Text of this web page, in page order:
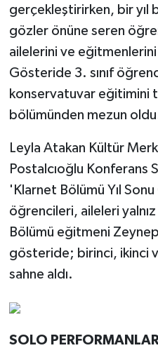
gerçekleştirirken, bir yıl
gözler önüne seren
ailelerini ve eğitmenlerini
Gösteride 3. sınıf
konservatuvar eğitimini
bölümünden mezun
Leyla Atakan Kültür
Postalcıoğlu Konferans
'Klarnet Bölümü Yıl
öğrencileri, aileleri
Bölümü eğitmeni
gösteride; birinci, ikinci
sahne aldı.
SOLO